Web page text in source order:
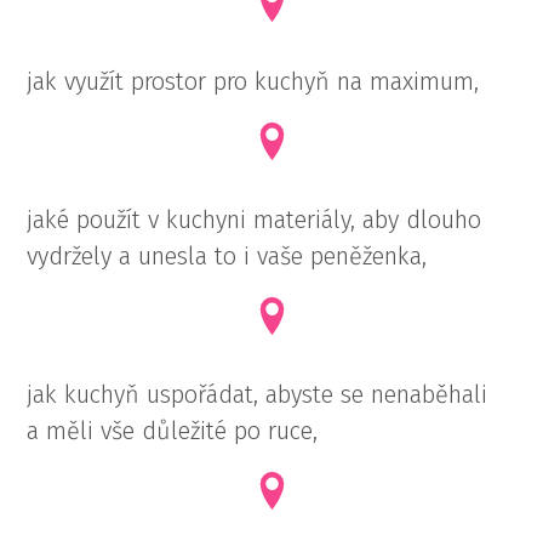
jak využít prostor pro kuchyň na maximum,
jaké použít v kuchyni materiály, aby dlouho
vydržely a unesla to i vaše peněženka,
jak kuchyň uspořádat, abyste se nenaběhali
a měli vše důležité po ruce,